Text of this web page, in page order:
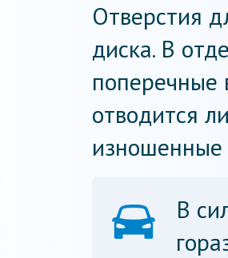
Отверстия
диска. В
поперечные
отводится
изношенные
В